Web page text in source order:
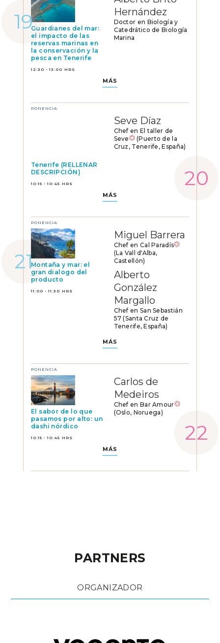
Guardianes del mar:
el impacto de las
reservas marinas en
la conservación y la
pesca en Tenerife
12:30 - 13:00 HRS
Hernández
Doctor en Biología y
Catedrático de Biología
Marina
MÁS
PONENCIA
Tenerife (RELLENAR
DESCRIPCIÓN)
10:15 - 10:45 HRS
Seve Díaz
Chef en El taller de
Seve
(Puerto de la
Cruz, Tenerife, España)
MÁS
PONENCIA
Montaña y mar: el
gran dialogo del
producto
11:00 - 11:30 HRS
Miguel Barrera
Chef en Cal Paradís
(La Vall d'Alba,
Castellón)
Alberto
González
Margallo
Chef en San Sebastián
57 (Santa Cruz de
Tenerife, España)
MÁS
PONENCIA
El sabor de lo que
pasamos por alto: un
dashi nórdico
10:15 - 10:45 HRS
Carlos de
Medeiros
Chef en Bar Amour
(Oslo, Noruega)
MÁS
PARTNERS
ORGANIZADOR